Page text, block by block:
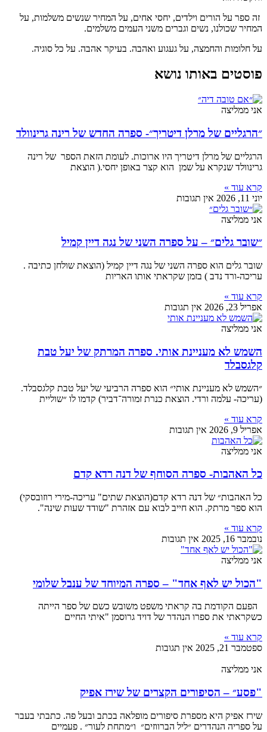
זה ספר על הורים וילדים, יחסי אחים, על המחיר שנשים משלמות, על
המחיר שכולנו, נשים וגברים משני העמים משלמים.
על חלומות והחמצה, על געגוע ואהבה. בעיקר אהבה. על כל סוגיה.
פוסטים באותו נושא
אני ממליצה
״הרגליים של מרלן דיטריך״- ספרה החדש של רינה גרינוולד
הרגליים של מרלן דיטריך היו ארוכות. לעומת הזאת הספר של רינה
גרינוולד שנקרא על שמן הוא קצר באופן יחסי.( הוצאת
קרא עוד »
יוני 11, 2026
אין תגובות
אני ממליצה
״שובר גלים״ – על ספרה השני של נגה דיין קמיל
שובר גלים הוא ספרה השני של נגה דיין קמיל (הוצאת שולחן כתיבה .
עריכה-ורד נדב ) בזמן שקראתי אותו האריות
קרא עוד »
אפריל 23, 2026
אין תגובות
אני ממליצה
השמש לא מעניינת אותי. ספרה המרתק של יעל טבת
קלגסבלד
״השמש לא מעניינת אותי״ הוא ספרה הרביעי של יעל טבת קלגסבלד.
(עריכה- עלמה ורדי. הוצאת כנרת זמורה־דביר) קדמו לו ״שוליית
קרא עוד »
אפריל 9, 2026
אין תגובות
אני ממליצה
כל האהבות- ספרה הסוחף של דנה רדא קדם
כל האהבות״ של דנה רדא קדם(הוצאת שתים" עריכה-מירי רוזובסקי)
הוא ספר מרתק. הוא חייב לבוא עם אזהרת "שודד שעות שינה".
קרא עוד »
נובמבר 16, 2025
אין תגובות
אני ממליצה
"הכול יש לאף אחד" – ספרה המיוחד של ענבל שלומי
הפעם הקודמת בה קראתי משפט משובש כשם של ספר הייתה
כשקראתי את ספרו הנהדר של דויד גרוסמן "איתי החיים
קרא עוד »
ספטמבר 21, 2025
אין תגובות
אני ממליצה
"פסע״ – הסיפורים הקצרים של שירז אפיק
שירז אפיק היא מספרת סיפורים מופלאה בכתב ובעל פה. כתבתי בעבר
על ספריה הנהדרים ״ליל הברווזים״ ו״מתחת לעור״ . פעמיים